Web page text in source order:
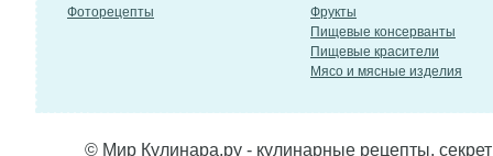
Фоторецепты
Фрукты
Пищевые консерванты
Пищевые красители
Мясо и мясные изделия
© Мир Кулинара.ру - кулинарные рецепты,